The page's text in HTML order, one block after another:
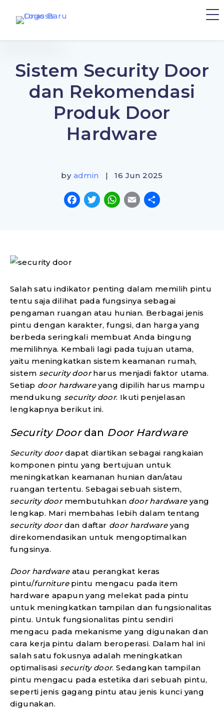
Sistem Security Door
dan Rekomendasi
Produk Door
Hardware
by admin | 16 Jun 2025
Facebook
Twitter
WhatsApp
Email
Salah satu indikator penting dalam memilih pintu
tentu saja dilihat pada fungsinya sebagai
pengaman ruangan atau hunian. Berbagai jenis
pintu dengan karakter, fungsi, dan harga yang
berbeda seringkali membuat Anda bingung
memilihnya. Kembali lagi pada tujuan utama,
yaitu meningkatkan sistem keamanan rumah,
sistem security doorharus menjadi faktor utama.
Setiap door hardwareyang dipilih harus mampu
mendukungsecurity door. Ikuti penjelasan
lengkapnya berikut ini.
Security Doordan Door Hardware
Security doordapat diartikan sebagai rangkaian
komponen pintu yang bertujuan untuk
meningkatkan keamanan hunian dan/atau
ruangan tertentu. Sebagai sebuah sistem,
security doormembutuhkan door hardwareyang
lengkap. Mari membahas lebih dalam tentang
security doordan daftar door hardwareyang
direkomendasikan untuk mengoptimalkan
fungsinya.
Door hardwareatau perangkat keras
pintu/furniturepintu mengacu pada item
hardware apapun yang melekat pada pintu
untuk meningkatkan tampilan dan fungsionalitas
pintu. Untuk fungsionalitas pintu sendiri
mengacu pada mekanisme yang digunakan dan
cara kerja pintu dalam beroperasi. Dalam hal ini
salah satu fokusnya adalah meningkatkan
optimalisasisecurity door. Sedangkan tampilan
pintu mengacu pada estetika dari sebuah pintu,
seperti jenis gagang pintu atau jenis kunci yang
digunakan.